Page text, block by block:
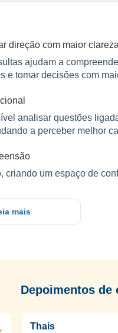
direção com maior
ajudam a
e tomar decisões com
analisar questões
a perceber melhor
um espaço de
um
mais
Depoimentos de
Thais